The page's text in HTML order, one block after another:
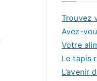
Trouvez
Avez-
Votre
Le tapis
L’avenir